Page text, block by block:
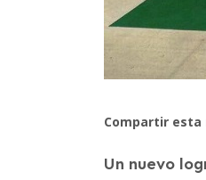
Compartir esta
Un nuevo